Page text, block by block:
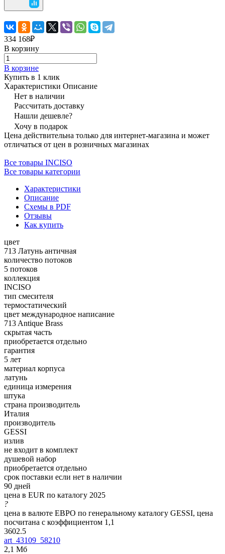
334 168₽
В корзину
В корзине
Купить в 1 клик
Характеристики Описание
Нет в наличии
Рассчитать доставку
Нашли дешевле?
Хочу в подарок
Цена действительна только для интернет-магазина и может
отличаться от цен в розничных магазинах
Все товары INCISO
Все товары категории
Характеристики
Описание
Схемы в PDF
Отзывы
Как купить
цвет
713 Латунь античная
количество потоков
5 потоков
коллекция
INCISO
тип смесителя
термостатический
цвет международное написание
713 Antique Brass
скрытая часть
приобретается отдельно
гарантия
5 лет
материал корпуса
латунь
единица измерения
штука
страна производитель
Италия
производитель
GESSI
излив
не входит в комплект
душевой набор
приобретается отдельно
срок поставки если нет в наличии
90 дней
цена в EUR по каталогу 2025
?
цена в валюте ЕВРО по генеральному каталогу GESSI, цена
посчитана с коэффициентом 1,1
3602.5
art_43109_58210
2,1 Мб